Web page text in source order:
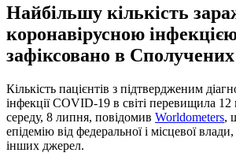
Найбільшу кількість
коронавірусною
зафіксовано в
Кількість пацієнтів з підтвердженим
інфекції COVID-19 в світі перевищила
середу, 8 липня, повідомив Worldometers,
епідемію від федеральної і місцевої
інших джерел.